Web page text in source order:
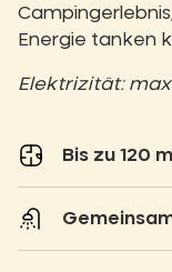
Energie tanken
Elektrizität:
Bis zu 120